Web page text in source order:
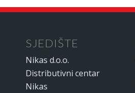
SJEDIŠTE
Nikas d.o.o.
Distributivni centar
Nikas